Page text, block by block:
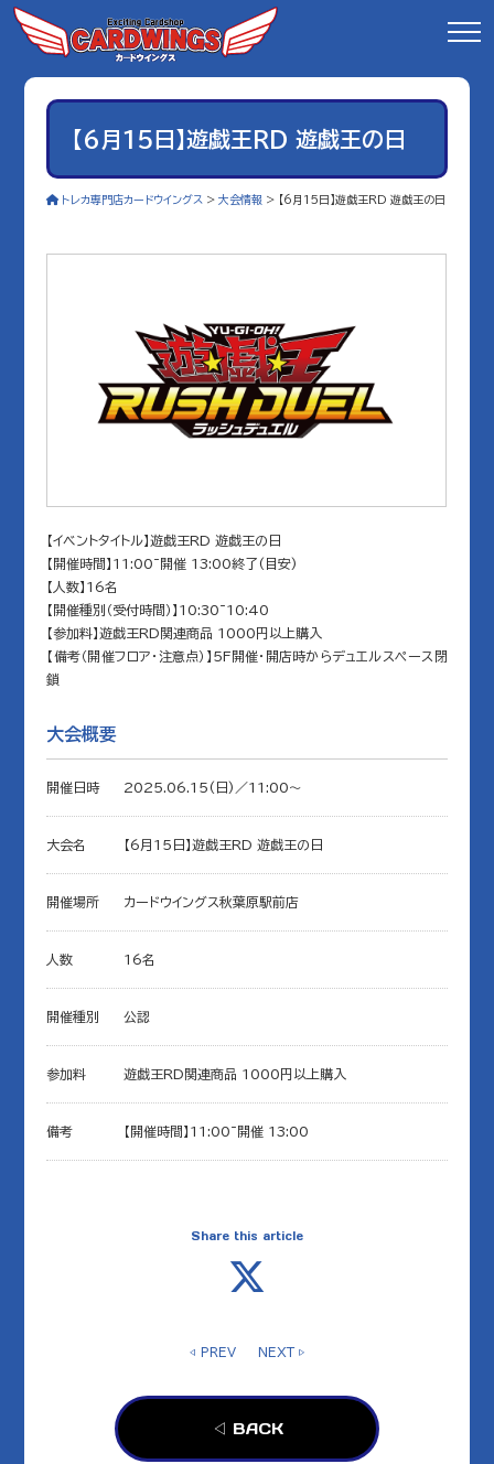
【6月15日】遊戯王RD 遊戯王の日
トレカ専門店カードウイングス >大会情報 > 【6月15日】遊戯王RD 遊戯王の日
【イベントタイトル】遊戯王RD 遊戯王の日
【開催時間】11:00~開催 13:00終了(目安)
【人数】16名
【開催種別（受付時間）】10:30~10:40
【参加料】遊戯王RD関連商品 1000円以上購入
【備考（開催フロア・注意点）】5F開催・開店時からデュエルスペース閉
鎖
大会概要
開催日時 2025.06.15(日)／11:00〜
大会名 【6月15日】遊戯王RD 遊戯王の日
開催場所 カードウイングス秋葉原駅前店
人数 16名
開催種別 公認
参加料 遊戯王RD関連商品 1000円以上購入
備考 【開催時間】11:00~開催 13:00
Share this article
◁ PREV NEXT ▷
◁ BACK